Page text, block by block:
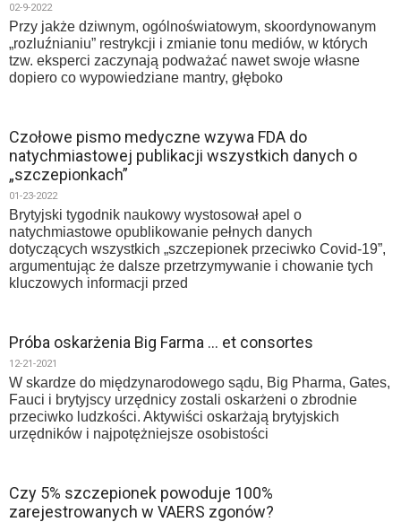
02-9-2022
Przy jakże dziwnym, ogólnoświatowym, skoordynowanym
„rozluźnianiu” restrykcji i zmianie tonu mediów, w których
tzw. eksperci zaczynają podważać nawet swoje własne
dopiero co wypowiedziane mantry, głęboko
Czołowe pismo medyczne wzywa FDA do
natychmiastowej publikacji wszystkich danych o
„szczepionkach”
01-23-2022
Brytyjski tygodnik naukowy wystosował apel o
natychmiastowe opublikowanie pełnych danych
dotyczących wszystkich „szczepionek przeciwko Covid-19”,
argumentując że dalsze przetrzymywanie i chowanie tych
kluczowych informacji przed
Próba oskarżenia Big Farma … et consortes
12-21-2021
W skardze do międzynarodowego sądu, Big Pharma, Gates,
Fauci i brytyjscy urzędnicy zostali oskarżeni o zbrodnie
przeciwko ludzkości. Aktywiści oskarżają brytyjskich
urzędników i najpotężniejsze osobistości
Czy 5% szczepionek powoduje 100%
zarejestrowanych w VAERS zgonów?